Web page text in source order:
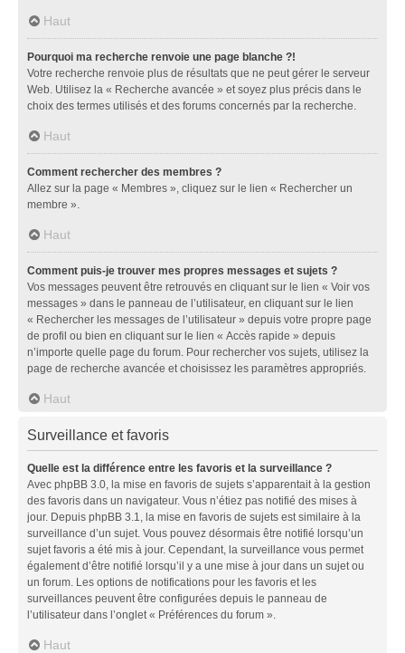
Haut
Pourquoi ma recherche renvoie une page blanche ?!
Votre recherche renvoie plus de résultats que ne peut gérer le serveur
Web. Utilisez la « Recherche avancée » et soyez plus précis dans le
choix des termes utilisés et des forums concernés par la recherche.
Haut
Comment rechercher des membres ?
Allez sur la page « Membres », cliquez sur le lien « Rechercher un
membre ».
Haut
Comment puis-je trouver mes propres messages et sujets ?
Vos messages peuvent être retrouvés en cliquant sur le lien « Voir vos
messages » dans le panneau de l’utilisateur, en cliquant sur le lien
« Rechercher les messages de l’utilisateur » depuis votre propre page
de profil ou bien en cliquant sur le lien « Accès rapide » depuis
n’importe quelle page du forum. Pour rechercher vos sujets, utilisez la
page de recherche avancée et choisissez les paramètres appropriés.
Haut
Surveillance et favoris
Quelle est la différence entre les favoris et la surveillance ?
Avec phpBB 3.0, la mise en favoris de sujets s’apparentait à la gestion
des favoris dans un navigateur. Vous n’étiez pas notifié des mises à
jour. Depuis phpBB 3.1, la mise en favoris de sujets est similaire à la
surveillance d’un sujet. Vous pouvez désormais être notifié lorsqu’un
sujet favoris a été mis à jour. Cependant, la surveillance vous permet
également d’être notifié lorsqu’il y a une mise à jour dans un sujet ou
un forum. Les options de notifications pour les favoris et les
surveillances peuvent être configurées depuis le panneau de
l’utilisateur dans l’onglet « Préférences du forum ».
Haut